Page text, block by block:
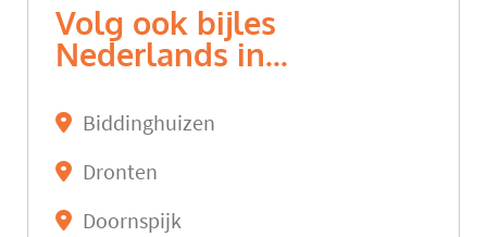
Volg ook bijles
Nederlands in...
Biddinghuizen
Dronten
Doornspijk